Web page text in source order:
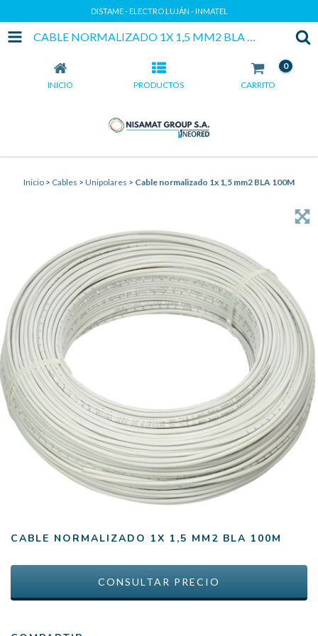
DISTAME - ELECTRO LUJÁN - INMATEL
CABLE NORMALIZADO 1X 1,5 MM2 BLA 100M
INICIO PRODUCTOS CARRITO
0
Inicio > Cables > Unipolares > Cable normalizado 1x 1,5 mm2 BLA 100M
CABLE NORMALIZADO 1X 1,5 MM2 BLA 100M